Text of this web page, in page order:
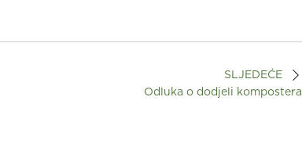
SLJEDEĆE
Odluka o dodjeli kompostera